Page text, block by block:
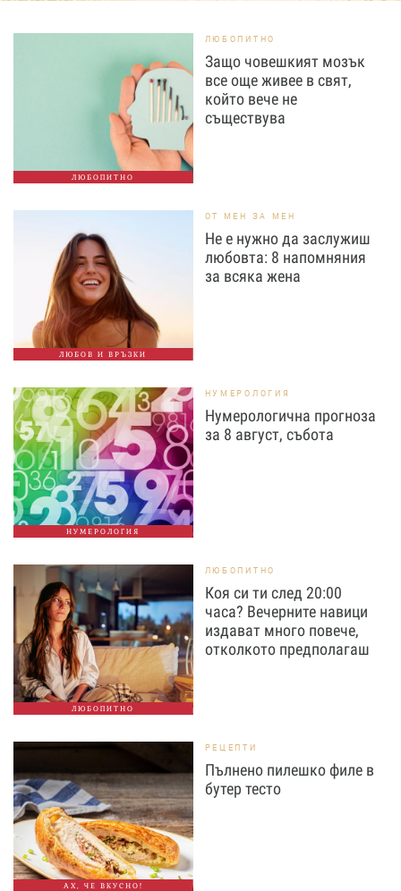
ЛЮБОПИТНО
ЛЮБОПИТНО
Защо човешкият мозък
все още живее в свят,
който вече не
съществува
ЛЮБОВ И ВРЪЗКИ
ОТ МЕН ЗА МЕН
Не е нужно да заслужиш
любовта: 8 напомняния
за всяка жена
НУМЕРОЛОГИЯ
НУМЕРОЛОГИЯ
Нумерологична прогноза
за 8 август, събота
ЛЮБОПИТНО
ЛЮБОПИТНО
Коя си ти след 20:00
часа? Вечерните навици
издават много повече,
отколкото предполагаш
АХ, ЧЕ ВКУСНО!
РЕЦЕПТИ
Пълнено пилешко филе в
бутер тесто